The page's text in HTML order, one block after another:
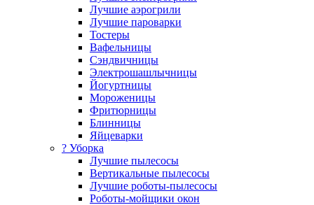
Лучшие аэрогрили
Лучшие пароварки
Тостеры
Вафельницы
Сэндвичницы
Электрошашлычницы
Йогуртницы
Мороженицы
Фритюрницы
Блинницы
Яйцеварки
? Уборка
Лучшие пылесосы
Вертикальные пылесосы
Лучшие роботы-пылесосы
Роботы-мойщики окон